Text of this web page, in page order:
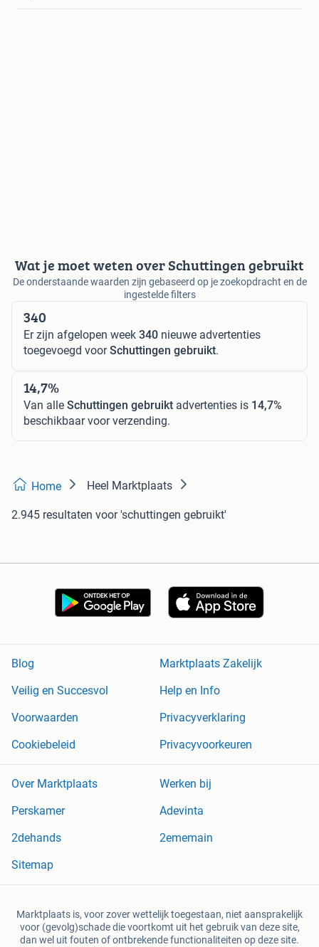
Wat je moet weten over Schuttingen gebruikt
De onderstaande waarden zijn gebaseerd op je zoekopdracht en de
ingestelde filters
340
Er zijn afgelopen week 340 nieuwe advertenties
toegevoegd voorSchuttingen gebruikt.
14,7%
Van alle Schuttingen gebruikt advertenties is 14,7%
beschikbaar voor verzending.
Home Heel Marktplaats
2.945 resultaten voor 'schuttingen gebruikt'
Blog
Marktplaats Zakelijk
Veilig en Succesvol
Help en Info
Voorwaarden
Privacyverklaring
Cookiebeleid
Privacyvoorkeuren
Over Marktplaats
Werken bij
Perskamer
Adevinta
2dehands
2ememain
Sitemap
Marktplaats is, voor zover wettelijk toegestaan, niet aansprakelijk
voor (gevolg)schade die voortkomt uit het gebruik van deze site,
dan wel uit fouten of ontbrekende functionaliteiten op deze site.